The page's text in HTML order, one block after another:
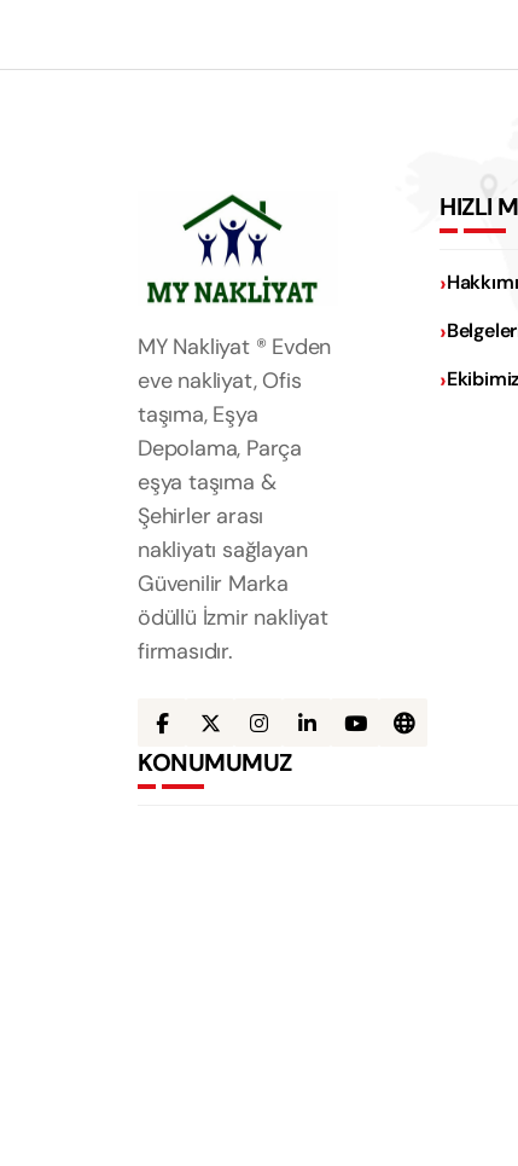
MY Nakliyat ® Evden
eve nakliyat, Ofis
taşıma, Eşya
Depolama, Parça
eşya taşıma &
Şehirler arası
nakliyatı sağlayan
Güvenilir Marka
ödüllü İzmir nakliyat
firmasıdır.
HIZLI
Ekibimiz
KONUMUMUZ